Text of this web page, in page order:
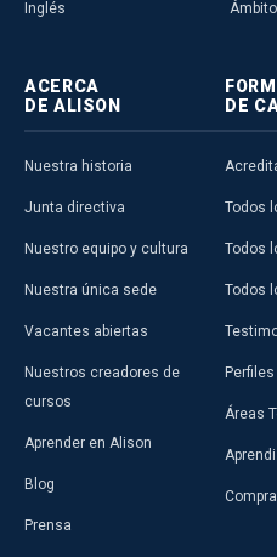
Inglés
ACERCA
DE ALISON
Nuestra historia
Junta directiva
Nuestro equipo y cultura
Nuestra única sede
Vacantes abiertas
Nuestros creadores de
cursos
Aprender en Alison
Blog
Prensa
DE
Todos
Todos
Todos
Áreas